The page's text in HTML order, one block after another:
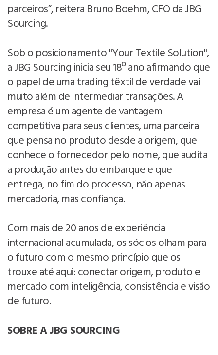
parceiros”, reitera Bruno Boehm, CFO da JBG
Sourcing.
Sob o posicionamento "Your Textile Solution",
a JBG Sourcing inicia seu 18º ano afirmando que
o papel de uma trading têxtil de verdade vai
muito além de intermediar transações. A
empresa é um agente de vantagem
competitiva para seus clientes, uma parceira
que pensa no produto desde a origem, que
conhece o fornecedor pelo nome, que audita
a produção antes do embarque e que
entrega, no fim do processo, não apenas
mercadoria, mas confiança.
Com mais de 20 anos de experiência
internacional acumulada, os sócios olham para
o futuro com o mesmo princípio que os
trouxe até aqui: conectar origem, produto e
mercado com inteligência, consistência e visão
de futuro.
SOBRE A JBG SOURCING